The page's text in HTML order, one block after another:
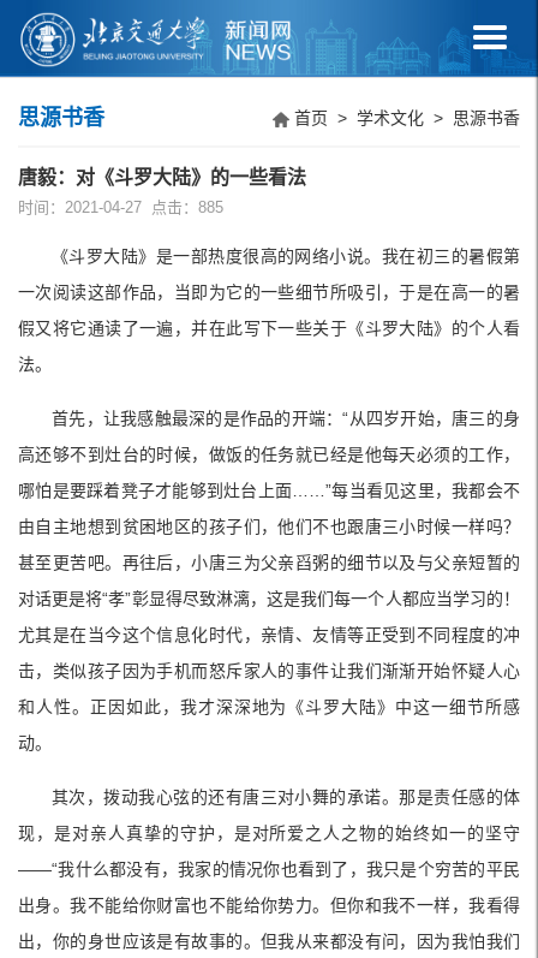
思源书香 首页 > 学术文化 > 思源书香
唐毅：对《斗罗大陆》的一些看法
时间：2021-04-27 点击： 885
《斗罗大陆》是一部热度很高的网络小说。我在初三的暑假第
一次阅读这部作品，当即为它的一些细节所吸引，于是在高一的暑
假又将它通读了一遍，并在此写下一些关于《斗罗大陆》的个人看
法。
首先，让我感触最深的是作品的开端：“从四岁开始，唐三的身
高还够不到灶台的时候，做饭的任务就已经是他每天必须的工作，
哪怕是要踩着凳子才能够到灶台上面……”每当看见这里，我都会不
由自主地想到贫困地区的孩子们，他们不也跟唐三小时候一样吗？
甚至更苦吧。再往后，小唐三为父亲舀粥的细节以及与父亲短暂的
对话更是将“孝”彰显得尽致淋漓，这是我们每一个人都应当学习的！
尤其是在当今这个信息化时代，亲情、友情等正受到不同程度的冲
击，类似孩子因为手机而怒斥家人的事件让我们渐渐开始怀疑人心
和人性。正因如此，我才深深地为《斗罗大陆》中这一细节所感
动。
其次，拨动我心弦的还有唐三对小舞的承诺。那是责任感的体
现，是对亲人真挚的守护，是对所爱之人之物的始终如一的坚守
——“我什么都没有，我家的情况你也看到了，我只是个穷苦的平民
出身。我不能给你财富也不能给你势力。但你和我不一样，我看得
出，你的身世应该是有故事的。但我从来都没有问，因为我怕我们